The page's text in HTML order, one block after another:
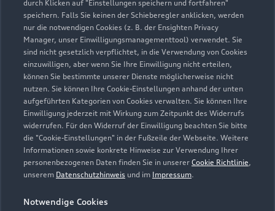
durch Klicken auf "Einstellungen speichern und fortfahren"
speichern. Falls Sie keinen der Schieberegler anklicken, werden
nur die notwendigen Cookies (z. B. der Ensighten Privacy
Manager, unser Einwilligungsmanagementtool) verwendet. Sie
sind nicht gesetzlich verpflichtet, in die Verwendung von Cookies
einzuwilligen, aber wenn Sie Ihre Einwilligung nicht erteilen,
können Sie bestimmte unserer Dienste möglicherweise nicht
nutzen. Sie können Ihre Cookie-Einstellungen anhand der unten
aufgeführten Kategorien von Cookies verwalten. Sie können Ihre
Einwilligung jederzeit mit Wirkung zum Zeitpunkt des Widerrufs
widerrufen. Für den Widerruf der Einwilligung beachten Sie bitte
die "Cookie-Einstellungen" in der Fußzeile der Webseite. Weitere
Informationen sowie konkrete Hinweise zur Verwendung Ihrer
personenbezogenen Daten finden Sie in unserer Cookie Richtlinie,
unserem Datenschutzhinweis und im Impressum.
Notwendige Cookies
Öffnungszeiten
Service
Geschlossen,öffnet am Samstag 08:00
Montag - Freitag 07:30 - 17:30
Samstag
08:00 - 12:00